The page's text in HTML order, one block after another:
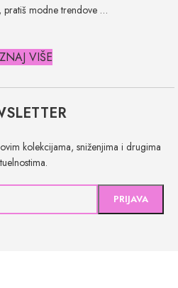
pratiš modne trendove …
VIŠE
kolekcijama, sniženjima i drugima